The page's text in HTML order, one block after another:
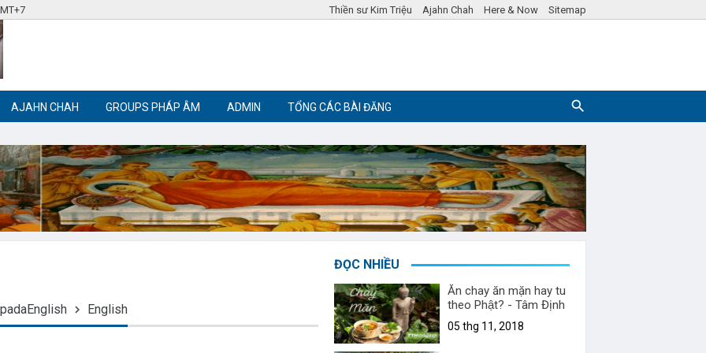
Thiền sư Kim Triệu Ajahn Chah Here & Now Sitemap
Thiền Phật giáo
AJAHN CHAH GROUPS PHÁP ÂM ADMIN TỔNG CÁC BÀI ĐĂNG
English
ĐỌC NHIỀU
Ăn chay ăn mặn hay tu
theo Phật? - Tâm Định
05 thg 11, 2018